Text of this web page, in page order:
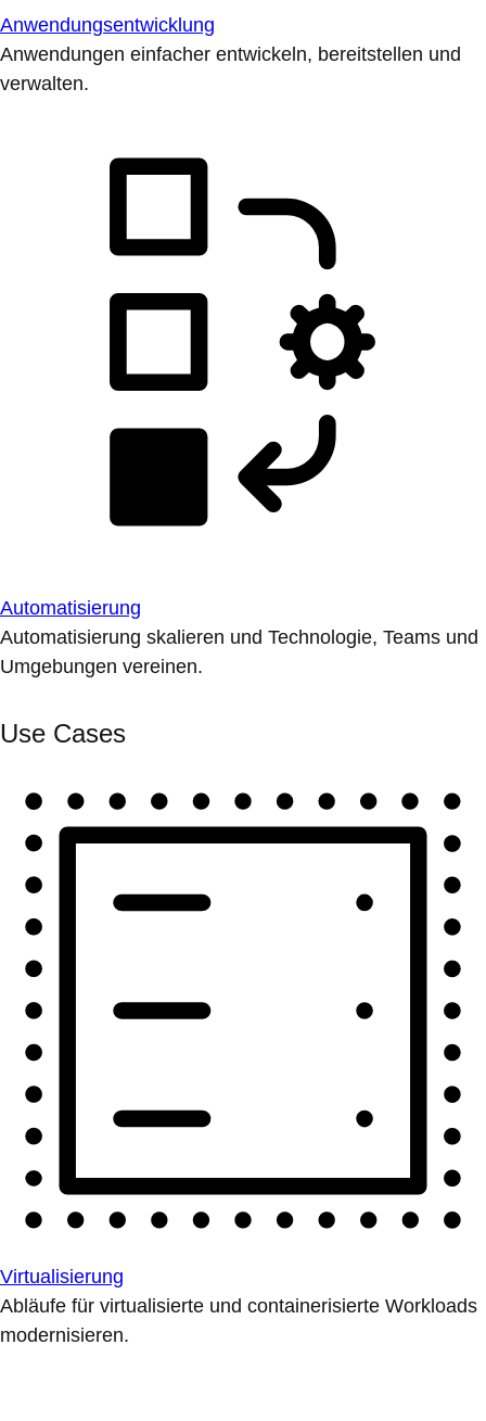
Anwendungsentwicklung
Anwendungen einfacher entwickeln, bereitstellen und
verwalten.
Automatisierung
Automatisierung skalieren und Technologie, Teams und
Umgebungen vereinen.
Use Cases
Virtualisierung
Abläufe für virtualisierte und containerisierte Workloads
modernisieren.